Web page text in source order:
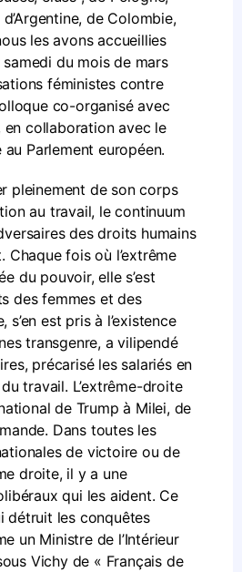
d’Argentine, de Colombie,
les avons accueillies
du mois de mars
féministes contre
co-organisé avec
en collaboration avec le
Parlement européen.
pleinement de son corps
au travail, le continuum
des droits humains
Chaque fois où l’extrême
du pouvoir, elle s’est
des femmes et des
s’en est pris à l’existence
transgenre, a vilipendé
précarisé les salariés en
travail. L’extrême-droite
de Trump à Milei, de
Dans toutes les
de victoire ou de
droite, il y a une
qui les aident. Ce
détruit les conquêtes
un Ministre de l’Intérieur
Vichy de « Français de